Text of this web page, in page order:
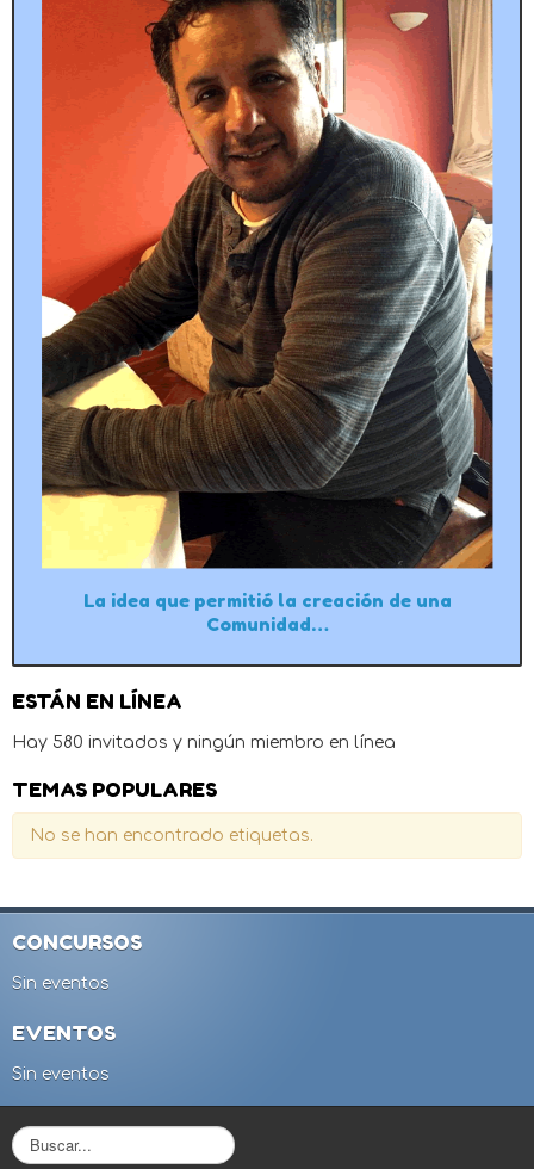
La idea que permitió la creación de una
Comunidad…
ESTÁN EN LÍNEA
Hay 580 invitados y ningún miembro en línea
TEMAS POPULARES
No se han encontrado etiquetas.
CONCURSOS
Sin eventos
EVENTOS
Sin eventos
B
u